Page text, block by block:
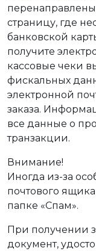
страницу, где
банковской
получите
кассовые чеки
фискальных
электронной
заказа.
все данные о
транзакции.
Внимание!
Иногда из-за
почтового
папке «Спам».
При получении
документ,